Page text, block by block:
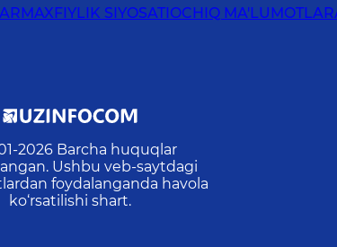
MAXFIYLIK SIYOSATIOCHIQ MA'LUMOTLAR
2026 Barcha huquqlar
Ushbu veb-saytdagi
foydalanganda havola
ko‘rsatilishi shart.